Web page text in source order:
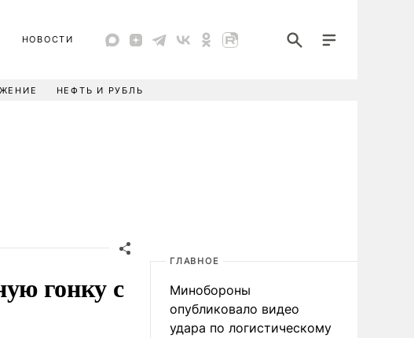
НОВОСТИ
НЕФТЬ И РУБЛЬ
гонку с
ГЛАВНОЕ
Минобороны
опубликовало видео
удара по логистическому